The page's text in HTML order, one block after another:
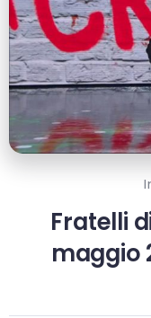
Fratelli
maggio